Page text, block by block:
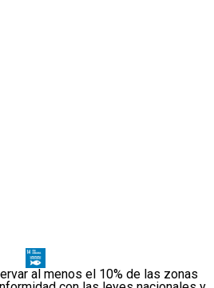
al menos el 10% de las zonas